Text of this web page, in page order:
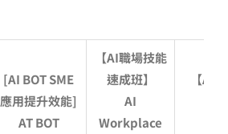
[AI BOT SME
應用提升效能]
AT BOT
【AI職場技能
速成班】
AI
Workplace
【AI